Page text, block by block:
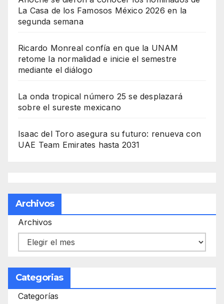
La Casa de los Famosos México 2026 en la
segunda semana
Ricardo Monreal confía en que la UNAM
retome la normalidad e inicie el semestre
mediante el diálogo
La onda tropical número 25 se desplazará
sobre el sureste mexicano
Isaac del Toro asegura su futuro: renueva con
UAE Team Emirates hasta 2031
Archivos
Archivos
Categorias
Categorías